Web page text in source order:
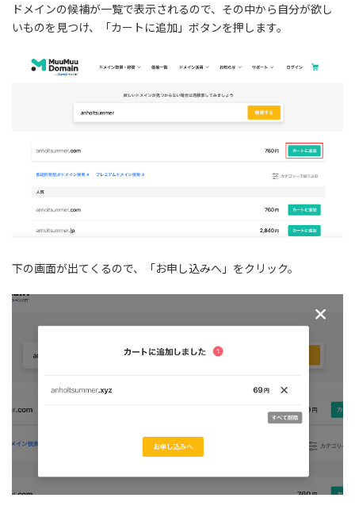
ドメインの候補が一覧で表示されるので、その中から自分が欲し
いものを見つけ、「カートに追加」ボタンを押します。
下の画面が出てくるので、「お申し込みへ」をクリック。